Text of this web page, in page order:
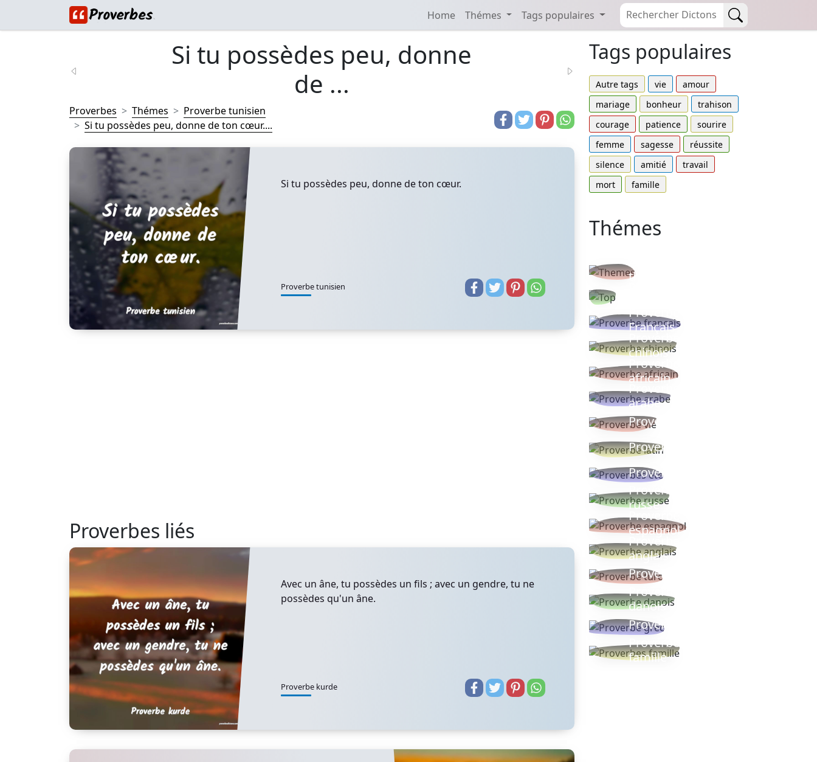
Home Thémes Tags populaires
Si tu possèdes peu, donne
de ...
Proverbes Thémes
Proverbe tunisien
Si tu possèdes peu, donne de ton cœur....
Si tu possèdes peu, donne de ton cœur.
Proverbe tunisien
Proverbes liés
Avec un âne, tu possèdes un fils ; avec un gendre, tu ne
possèdes qu'un âne.
Proverbe kurde
Tags populaires
Autre tags vie
amour
mariage
bonheur
trahison
courage
patience
sourire
femme
sagesse
réussite
silence
amitié
travail
mort
famille
Thémes
thèmes
Proverbe
Français
Proverbe
chinois
Proverbe
africain
Proverbe
arabe
Proverbe vie
Proverbe latin
Proverbes ete
Proverbe
russe
Proverbe
espagnol
Proverbe
anglais
Proverbe turc
Proverbe
danois
Proverbe grec
Proverbes
famille